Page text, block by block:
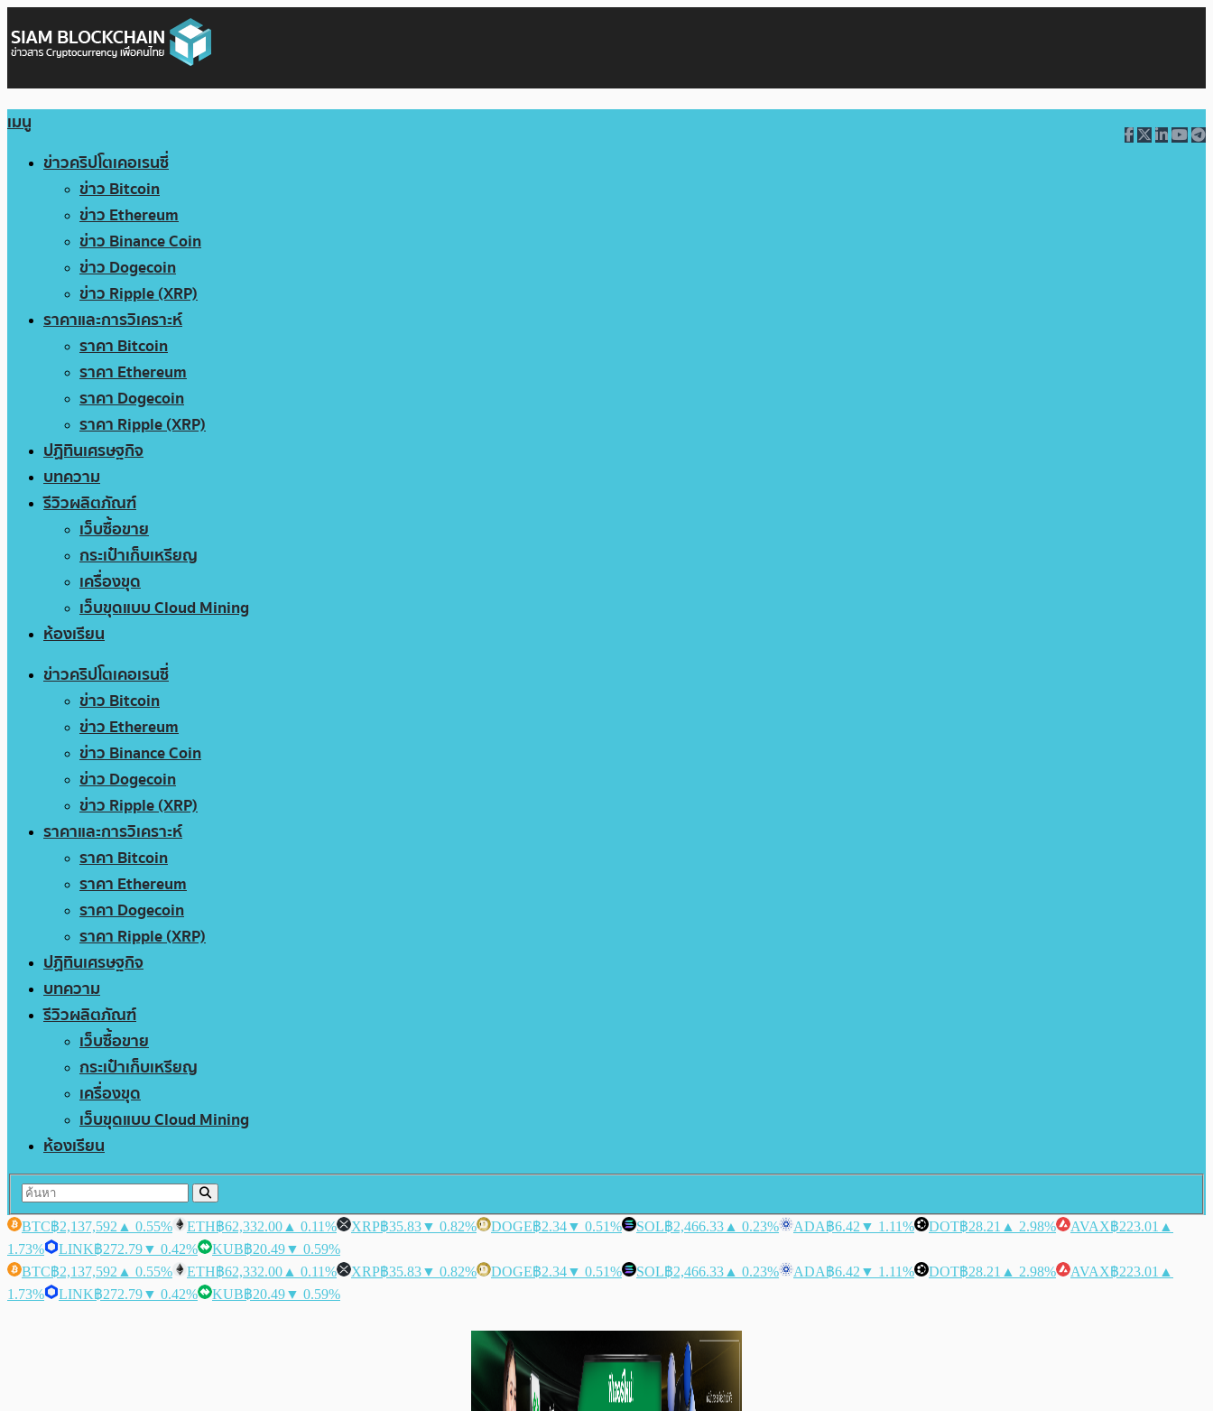
เมนู
ข่าวคริปโตเคอเรนซี่
ข่าว Bitcoin
ข่าว Ethereum
ข่าว Binance Coin
ข่าว Dogecoin
ข่าว Ripple (XRP)
ราคาและการวิเคราะห์
ราคา Bitcoin
ราคา Ethereum
ราคา Dogecoin
ราคา Ripple (XRP)
ปฏิทินเศรษฐกิจ
บทความ
รีวิวผลิตภัณฑ์
เว็บซื้อขาย
กระเป๋าเก็บเหรียญ
เครื่องขุด
เว็บขุดแบบ Cloud Mining
ห้องเรียน
ข่าวคริปโตเคอเรนซี่
ข่าว Bitcoin
ข่าว Ethereum
ข่าว Binance Coin
ข่าว Dogecoin
ข่าว Ripple (XRP)
ราคาและการวิเคราะห์
ราคา Bitcoin
ราคา Ethereum
ราคา Dogecoin
ราคา Ripple (XRP)
ปฏิทินเศรษฐกิจ
บทความ
รีวิวผลิตภัณฑ์
เว็บซื้อขาย
กระเป๋าเก็บเหรียญ
เครื่องขุด
เว็บขุดแบบ Cloud Mining
ห้องเรียน
BTC฿2,137,592 ▲ 0.55% ETH฿62,332.00 ▲ 0.11% XRP฿35.83▼ 0.82% DOGE฿2.34▼ 0.51% SOL฿2,466.33 ▲ 0.23% ADA฿6.42 ▼ 1.11% DOT฿28.21 ▲ 2.98% AVAX฿223.01 ▲
1.73%
LINK฿272.79▼ 0.42% KUB฿20.49▼ 0.59%
BTC฿2,137,592 ▲ 0.55% ETH฿62,332.00 ▲ 0.11% XRP฿35.83▼ 0.82% DOGE฿2.34▼ 0.51% SOL฿2,466.33 ▲ 0.23% ADA฿6.42 ▼ 1.11% DOT฿28.21 ▲ 2.98% AVAX฿223.01 ▲
1.73%
LINK฿272.79▼ 0.42% KUB฿20.49▼ 0.59%